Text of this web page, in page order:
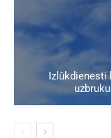
Izlūkdienesti